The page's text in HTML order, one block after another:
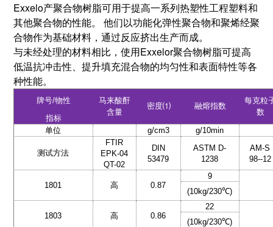
Exxelo产聚合物树脂可用于提高一系列热塑性工程塑料和
其他聚合物的性能。 他们以功能化弹性聚合物和聚烯经聚
合物作为基础材料，通过反应挤出生产而成。
与未经处理的材料相比，使用Exxelor聚合物树脂可提高
低温抗冲击性、提升填充混合物的均匀性和表面特性等各
种性能。
牌号/物性
马来酸酐
含量
密度⑴ 融熔指数
每克粒
数
指标
单位
g/cm3 g/10min
测试方法
FTIR
EPK-04
QT-02
DIN
53479
ASTM D-
1238
AM-S
98--12
1801 高 0.87
9
(10kg/230℃)
1803 高 0.86
22
(10kg/230℃)